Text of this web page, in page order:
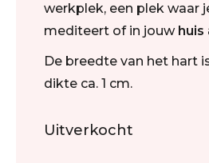
werkplek, een plek waar
mediteert of in jouw huis
De breedte van het hart
dikte ca. 1 cm.
Uitverkocht